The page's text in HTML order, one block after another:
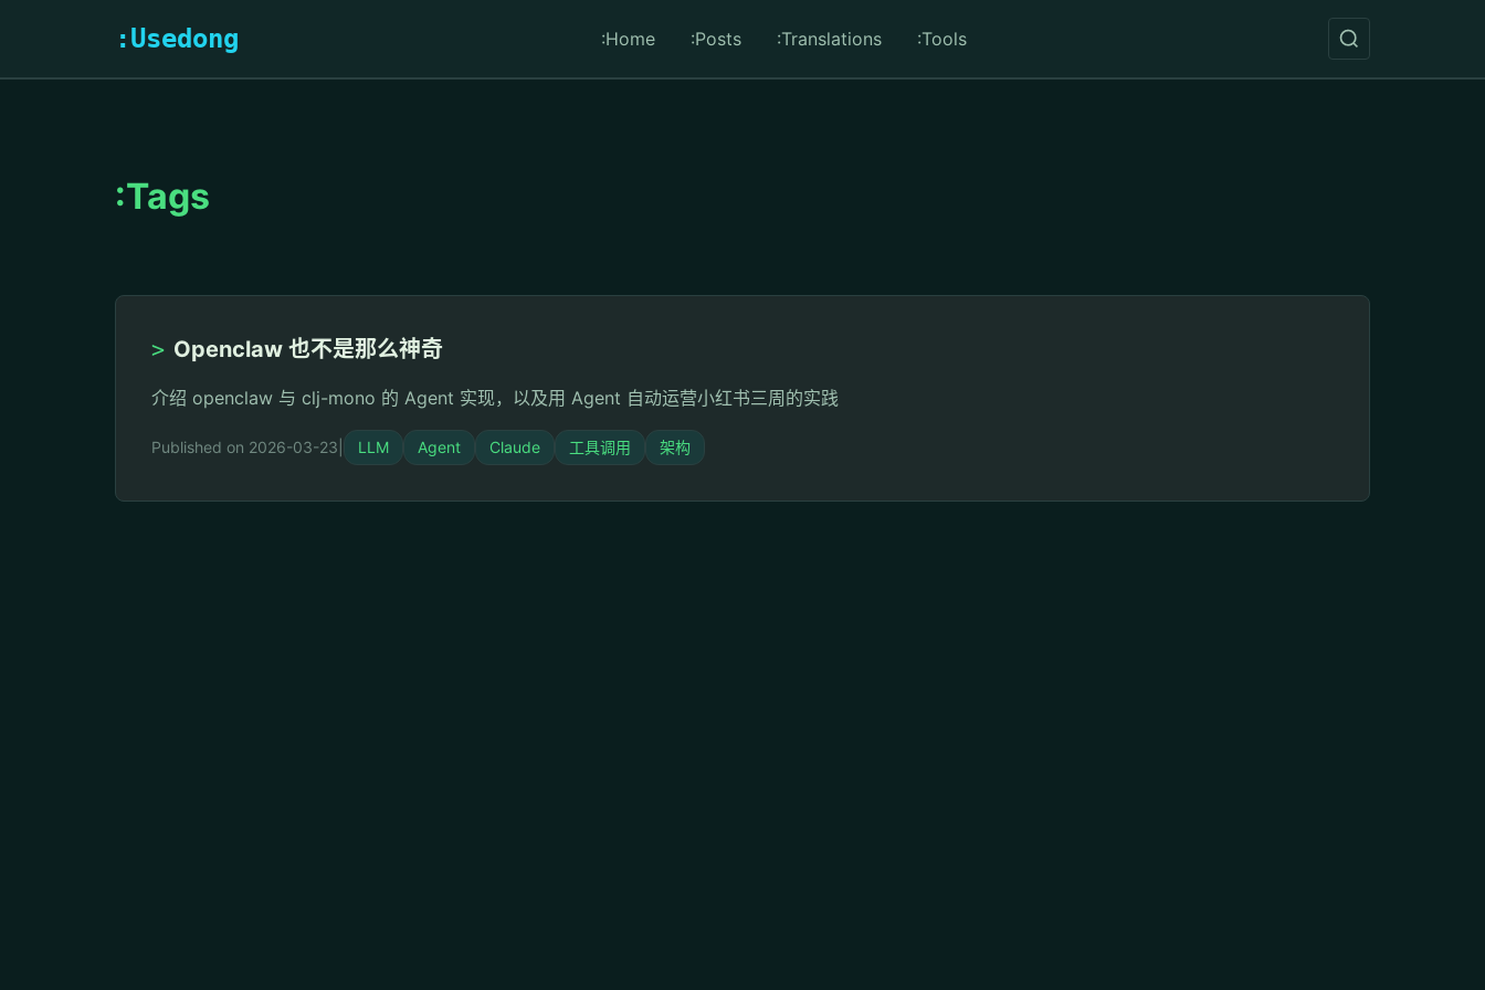
:Usedong :Home :Posts :Translations :Tools
:Tags
> Openclaw 也不是那么神奇
介绍 openclaw 与 clj-mono 的 Agent 实现，以及用 Agent 自动运营小红书三周的实践
Published on 2026-03-23 LLM Agent Claude 工具调用 架构